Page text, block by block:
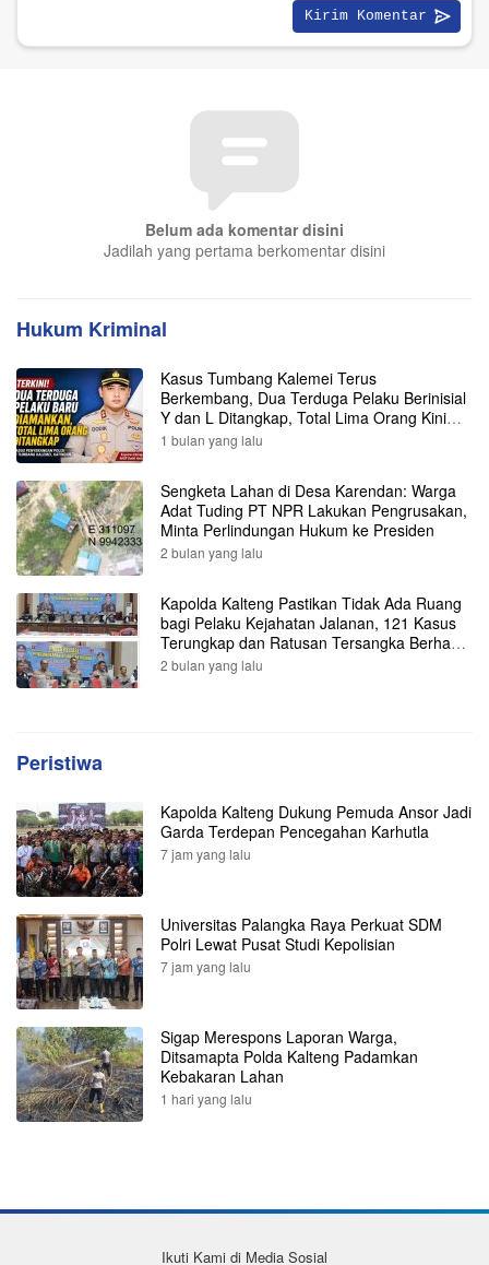
Belum ada komentar disini
Jadilah yang pertama berkomentar disini
Hukum Kriminal
Kasus Tumbang Kalemei Terus
Berkembang, Dua Terduga Pelaku Berinisial
Y dan L Ditangkap, Total Lima Orang Kini
Diamankan Polisi
1 bulan yang lalu
Sengketa Lahan di Desa Karendan: Warga
Adat Tuding PT NPR Lakukan Pengrusakan,
Minta Perlindungan Hukum ke Presiden
2 bulan yang lalu
Kapolda Kalteng Pastikan Tidak Ada Ruang
bagi Pelaku Kejahatan Jalanan, 121 Kasus
Terungkap dan Ratusan Tersangka Berhasil
Dibekuk
2 bulan yang lalu
Peristiwa
Kapolda Kalteng Dukung Pemuda Ansor Jadi
Garda Terdepan Pencegahan Karhutla
7 jam yang lalu
Universitas Palangka Raya Perkuat SDM
Polri Lewat Pusat Studi Kepolisian
7 jam yang lalu
Sigap Merespons Laporan Warga,
Ditsamapta Polda Kalteng Padamkan
Kebakaran Lahan
1 hari yang lalu
Ikuti Kami di Media Sosial